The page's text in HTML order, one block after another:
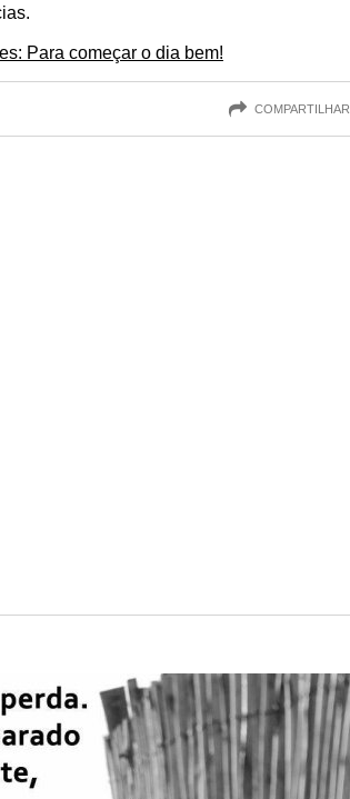
Para começar o dia bem!
COMPARTILHAR